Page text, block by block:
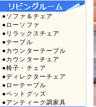
●ソファ＆チェア
●ローソファ
●リラックスチェア
●テーブル
●カウンターテーブル
●カウンターチェア
●椅子・チェア
●ディレクターチェア
●ローテーブル
●ペットグッズ
●アンティーク調家具